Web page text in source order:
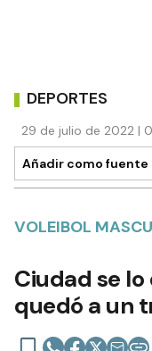
DEPORTES
29 de julio de 2022 |
Añadir como fuente
VOLEIBOL
Ciudad se lo
quedó a un